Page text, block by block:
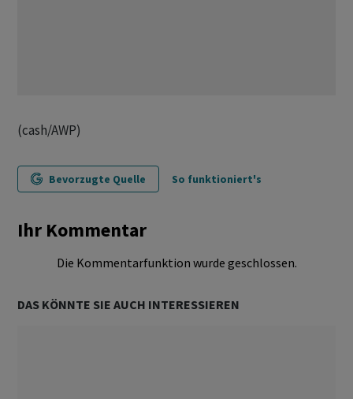
(cash/AWP)
Bevorzugte Quelle So funktioniert's
Ihr Kommentar
Die Kommentarfunktion wurde geschlossen.
DAS KÖNNTE SIE AUCH INTERESSIEREN